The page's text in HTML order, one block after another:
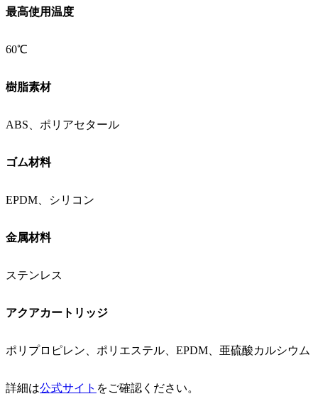
最高使用温度
60℃
樹脂素材
ABS、ポリアセタール
ゴム材料
EPDM、シリコン
金属材料
ステンレス
アクアカートリッジ
ポリプロピレン、ポリエステル、EPDM、亜硫酸カルシウム
詳細は公式サイト をご確認ください。